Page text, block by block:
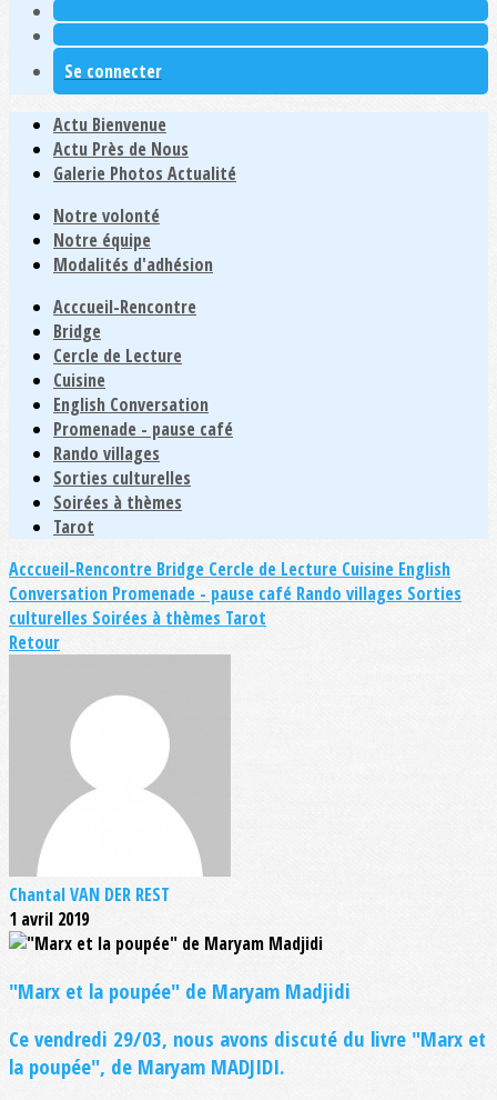
Se connecter
Actu Bienvenue
Actu Près de Nous
Galerie Photos Actualité
Notre volonté
Notre équipe
Modalités d'adhésion
Acccueil-Rencontre
Bridge
Cercle de Lecture
Cuisine
English Conversation
Promenade - pause café
Rando villages
Sorties culturelles
Soirées à thèmes
Tarot
Acccueil-Rencontre Bridge Cercle de Lecture Cuisine English
Conversation Promenade - pause café Rando villages Sorties
culturelles Soirées à thèmes Tarot
Retour
Chantal VAN DER REST
1 avril 2019
"Marx et la poupée" de Maryam Madjidi
Ce vendredi 29/03, nous avons discuté du livre "Marx et
la poupée", de Maryam MADJIDI.